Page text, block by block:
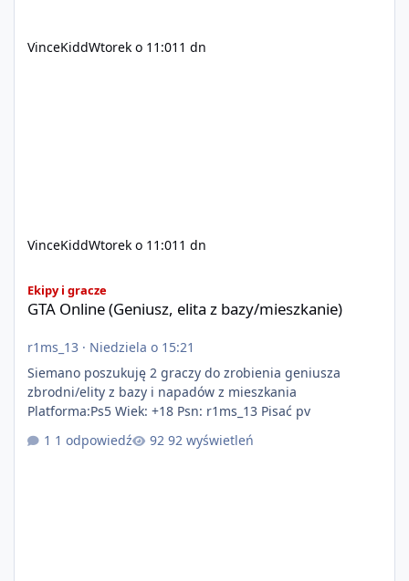
VinceKiddWtorek o 11:01 1 dn
VinceKiddWtorek o 11:01 1 dn
Ekipy i gracze
GTA Online (Geniusz, elita z bazy/mieszkanie)
r1ms_13 · Niedziela o 15:21
Siemano poszukuję 2 graczy do zrobienia geniusza
zbrodni/elity z bazy i napadów z mieszkania
Platforma:Ps5 Wiek: +18 Psn: r1ms_13 Pisać pv
1 odpowiedź
92 wyświetleń